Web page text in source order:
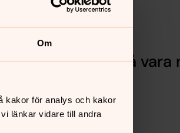
Om
kakor för analys och kakor
länkar vidare till andra
För att alla ska få vara